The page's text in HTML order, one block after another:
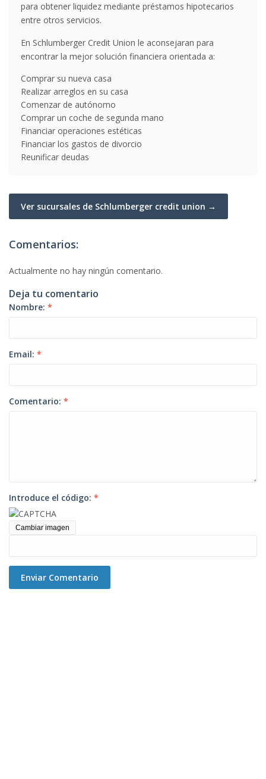
para obtener liquidez mediante préstamos hipotecarios
entre otros servicios.
En Schlumberger Credit Union le aconsejaran para
encontrar la mejor solución financiera orientada a:
Comprar su nueva casa
Realizar arreglos en su casa
Comenzar de autónomo
Comprar un coche de segunda mano
Financiar operaciones estéticas
Financiar los gastos de divorcio
Reunificar deudas
Ver sucursales de Schlumberger credit union →
Comentarios:
Actualmente no hay ningún comentario.
Deja tu comentario
Nombre: *
Email: *
Comentario: *
Introduce el código: *
Cambiar imagen
Enviar Comentario